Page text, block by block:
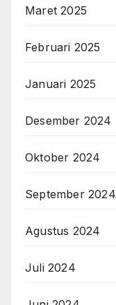
Maret 2025
Februari 2025
Januari 2025
Desember 2024
Oktober 2024
September 2024
Agustus 2024
Juli 2024